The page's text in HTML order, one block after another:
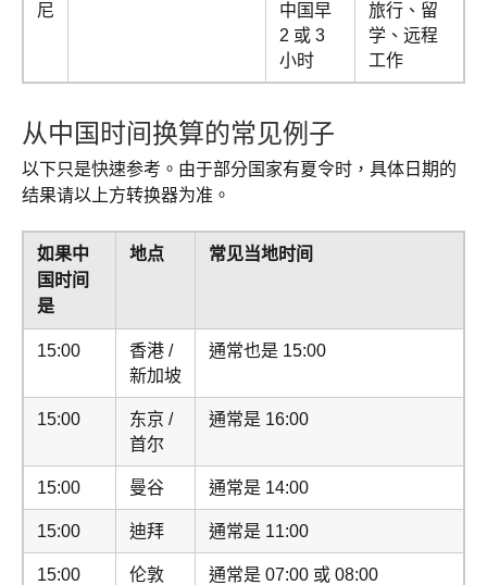
尼
中国早
2 或 3
小时
旅行、留
学、远程
工作
从中国时间换算的常见例子
以下只是快速参考。由于部分国家有夏令时，具体日期的
结果请以上方转换器为准。
如果中
国时间
是
地点 常见当地时间
15:00
香港 /
新加坡
通常也是 15:00
15:00
东京 /
首尔
通常是 16:00
15:00 曼谷 通常是 14:00
15:00 迪拜 通常是 11:00
15:00 伦敦 通常是 07:00 或 08:00